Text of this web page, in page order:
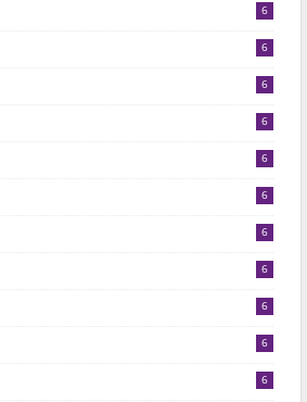
6
6
6
6
6
6
6
6
6
6
6